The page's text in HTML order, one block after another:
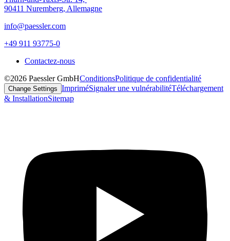
90411 Nuremberg, Allemagne
info@paessler.com
+49 911 93775-0
Contactez-nous
©2026 Paessler GmbHConditionsPolitique de confidentialité
Change Settings ImpriméSignaler une vulnérabilitéTéléchargement
& InstallationSitemap